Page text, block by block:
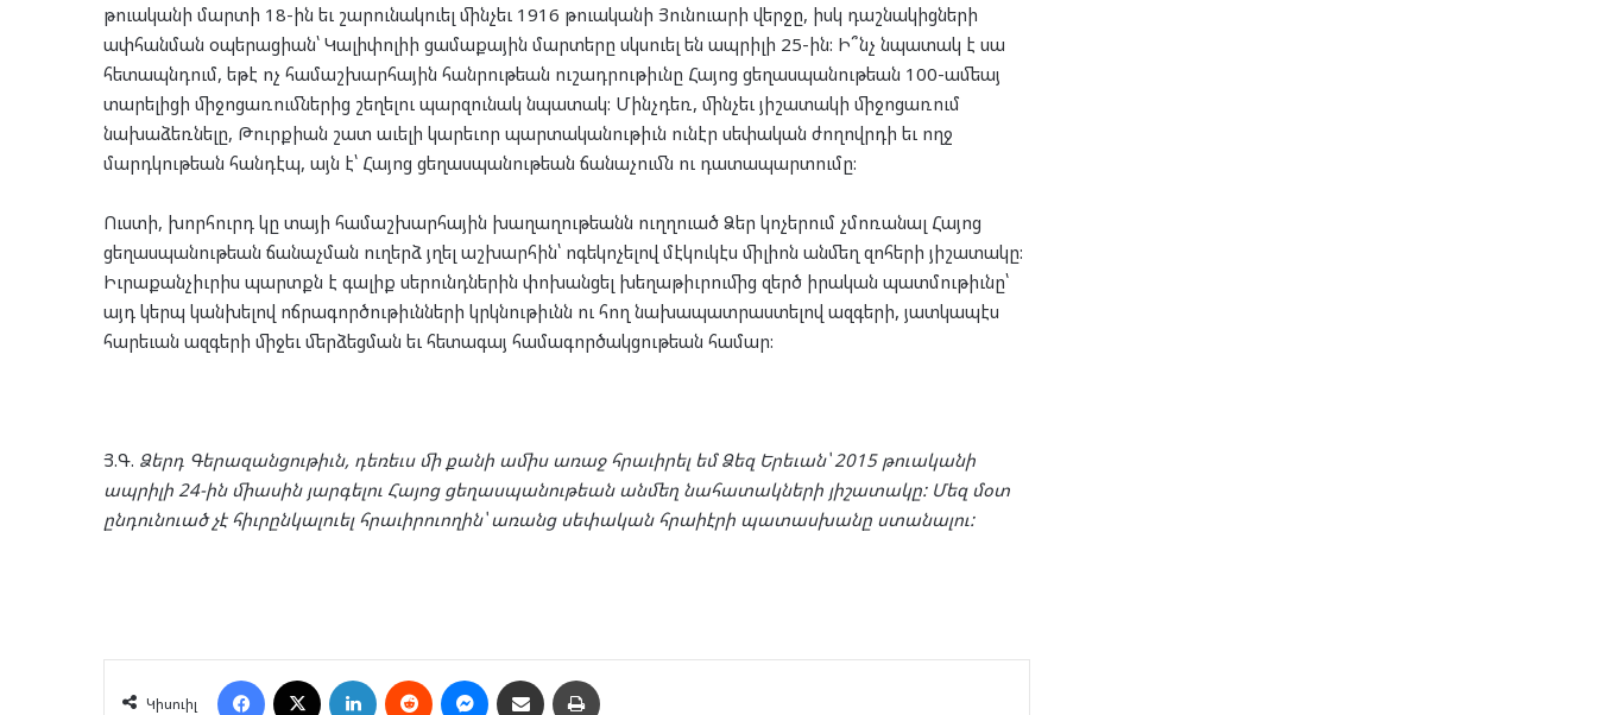
թուականի մարտի 18-ին եւ շարունակուել մինչեւ 1916 թուականի Յունուարի վերջը, իսկ դաշնակիցների
ափհանման օպերացիան՝ Կալիփոլիի ցամաքային մարտերը սկսուել են ապրիլի 25-ին: Ի՞նչ նպատակ է սա
հետապնդում, եթէ ոչ համաշխարհային հանրութեան ուշադրութիւնը Հայոց ցեղասպանութեան 100-ամեայ
տարելիցի միջոցառումներից շեղելու պարզունակ նպատակ: Մինչդեռ, մինչեւ յիշատակի միջոցառում
նախաձեռնելը, Թուրքիան շատ աւելի կարեւոր պարտականութիւն ունէր սեփական ժողովրդի եւ ողջ
մարդկութեան հանդէպ, այն է՝ Հայոց ցեղասպանութեան ճանաչումն ու դատապարտումը:
Ուստի, խորհուրդ կը տայի համաշխարհային խաղաղութեանն ուղղուած Ձեր կոչերում չմոռանալ Հայոց
ցեղասպանութեան ճանաչման ուղերձ յղել աշխարհին՝ ոգեկոչելով մէկուկէս միլիոն անմեղ զոհերի յիշատակը:
Իւրաքանչիւրիս պարտքն է գալիք սերունդներին փոխանցել խեղաթիւրումից զերծ իրական պատմութիւնը՝
այդ կերպ կանխելով ոճրագործութիւնների կրկնութիւնն ու հող նախապատրաստելով ազգերի, յատկապէս
հարեւան ազգերի միջեւ մերձեցման եւ հետագայ համագործակցութեան համար:
Յ.Գ. Ձերդ Գերազանցութիւն, դեռեւս մի քանի ամիս առաջ հրաւիրել եմ Ձեզ Երեւան՝ 2015 թուականի
ապրիլի 24-ին միասին յարգելու Հայոց ցեղասպանութեան անմեղ նահատակների յիշատակը: Մեզ մօտ
ընդունուած չէ հիւրընկալուել հրաւիրուողին՝ առանց սեփական հրաիէրի պատասխանը ստանալու:
Կիսուիլ
Facebook LinkedIn Reddit MessengerՈւղարկել նամակ